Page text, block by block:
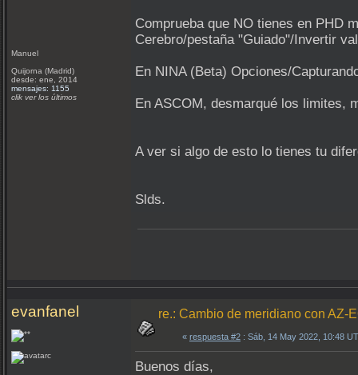
Manuel
Quijorna (Madrid)
desde: ene, 2014
mensajes: 1155
clik ver los últimos
Comprueba que NO tienes en PHD
Cerebro/pestaña "Guiado"/Invertir
En NINA (Beta) Opciones/
En ASCOM, desmarqué los limites,
A ver si algo de esto lo tienes tu
Slds.
evanfanel re.: Cambio de meridiano con AZ-
« respuesta #2 : Sáb, 14 May 2022, 10:48
Buenos días,